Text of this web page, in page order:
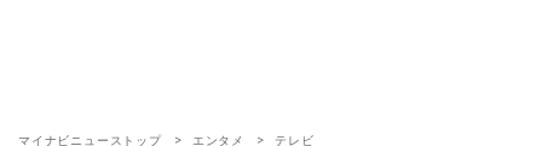
マイナビニューストップ エンタメ
テレビ